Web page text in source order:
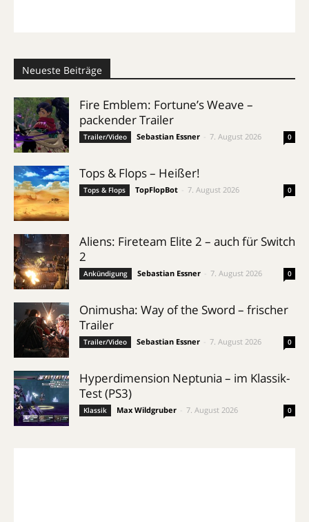
Neueste Beiträge
Fire Emblem: Fortune’s Weave –
packender Trailer
Trailer/Video Sebastian Essner 7. August 2026 0
Tops & Flops – Heißer!
Tops & Flops TopFlopBot 7. August 2026 0
Aliens: Fireteam Elite 2 – auch für Switch
2
Ankündigung Sebastian Essner 7. August 2026 0
Onimusha: Way of the Sword – frischer
Trailer
Trailer/Video Sebastian Essner 7. August 2026 0
Hyperdimension Neptunia – im Klassik-
Test (PS3)
Klassik Max Wildgruber 7. August 2026 0